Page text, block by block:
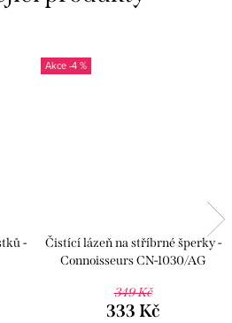
-
-4 %
Čistící lázeň na stříbrné šperky -
Connoisseurs CN-1030/AG
349 Kč
333 Kč